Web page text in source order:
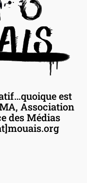
est
Association
des Médias